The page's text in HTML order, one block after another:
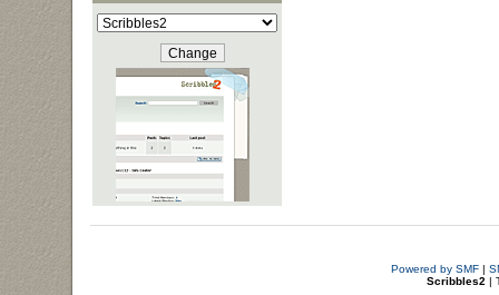
Powered by SMF|
Scribbles2 |